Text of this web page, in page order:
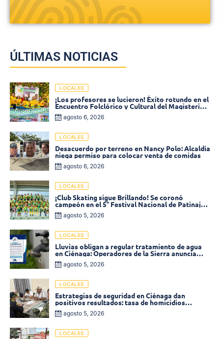
ÚLTIMAS NOTICIAS
LOCALES
¡Los profesores se lucieron! Éxito rotundo en el
Encuentro Folclórico y Cultural del Magisterio
2026 en Ciénaga
agosto 6, 2026
LOCALES
Desacuerdo por terreno en Nancy Polo: Alcaldía
niega permiso para colocar venta de comidas
agosto 6, 2026
LOCALES
¡Club Skating sigue Brillando! Se coronó
campeón en el 5° Festival Nacional de Patinaje
«Soledad sobre Ruedas»
agosto 5, 2026
LOCALES
Lluvias obligan a regular tratamiento de agua
en Ciénaga: Operadores de la Sierra anuncia
baja presión en varios sectores
agosto 5, 2026
LOCALES
Estrategias de seguridad en Ciénaga dan
positivos resultados: tasa de homicidios
disminuyó un 58% en 2026
agosto 5, 2026
LOCALES